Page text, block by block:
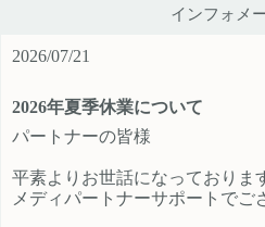
新規でご登録いただくアフィリエイ
ださい。 メディパートナーにご登録
いただいているアフィリエイター様
連絡ください。
インフォメ
2026/07/21
2026年夏季休業について
パートナーの皆様
平素よりお世話になっておりま
メディパートナーサポートでご